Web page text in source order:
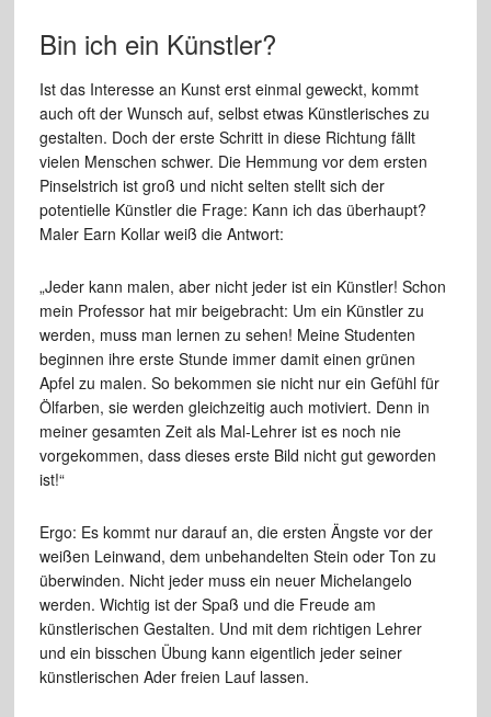
Bin ich ein Künstler?
Ist das Interesse an Kunst erst einmal geweckt, kommt
auch oft der Wunsch auf, selbst etwas Künstlerisches zu
gestalten. Doch der erste Schritt in diese Richtung fällt
vielen Menschen schwer. Die Hemmung vor dem ersten
Pinselstrich ist groß und nicht selten stellt sich der
potentielle Künstler die Frage: Kann ich das überhaupt?
Maler Earn Kollar weiß die Antwort:
„Jeder kann malen, aber nicht jeder ist ein Künstler! Schon
mein Professor hat mir beigebracht: Um ein Künstler zu
werden, muss man lernen zu sehen! Meine Studenten
beginnen ihre erste Stunde immer damit einen grünen
Apfel zu malen. So bekommen sie nicht nur ein Gefühl für
Ölfarben, sie werden gleichzeitig auch motiviert. Denn in
meiner gesamten Zeit als Mal-Lehrer ist es noch nie
vorgekommen, dass dieses erste Bild nicht gut geworden
ist!“
Ergo: Es kommt nur darauf an, die ersten Ängste vor der
weißen Leinwand, dem unbehandelten Stein oder Ton zu
überwinden. Nicht jeder muss ein neuer Michelangelo
werden. Wichtig ist der Spaß und die Freude am
künstlerischen Gestalten. Und mit dem richtigen Lehrer
und ein bisschen Übung kann eigentlich jeder seiner
künstlerischen Ader freien Lauf lassen.